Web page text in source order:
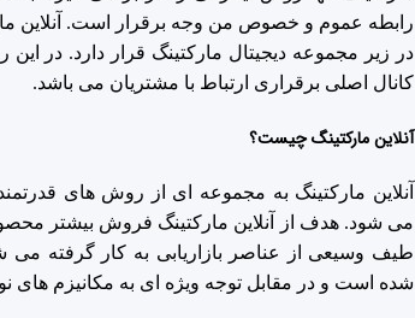
رابطه عموم و خصوص من وجه برقرار است. آنلاین
در زیر مجموعه دیجیتال مارکتینگ قرار دارد. در
کانال اصلی برقراری ارتباط با مشتریان می باشد.
آنلاین مارکتینگ چیست؟
آنلاین مارکتینگ به مجموعه ای از روش های قدرتمند
می شود. هدف از آنلاین مارکتینگ فروش بیشتر
طیف وسیعی از عناصر بازاریابی به کار گرفته می
شده است و در مقابل توجه ویژه ای به مکانیزم های